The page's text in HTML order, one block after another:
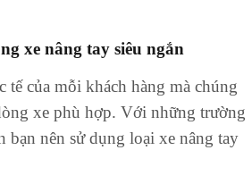
xe nâng tay siêu ngắn
tế của mỗi khách hàng mà chúng
xe phù hợp. Với những trường
bạn nên sử dụng loại xe nâng tay